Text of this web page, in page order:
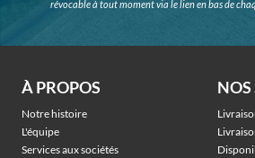
révocable à tout moment via le lien en bas de
À PROPOS
Notre histoire
L'équipe
Services aux sociétés
NOS